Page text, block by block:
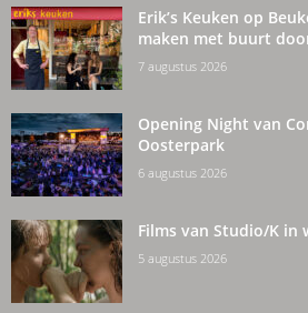
Erik’s Keuken op
maken met buurt
7 augustus 2026
Opening Night van
Oosterpark
6 augustus 2026
Films van Studio/K in
5 augustus 2026